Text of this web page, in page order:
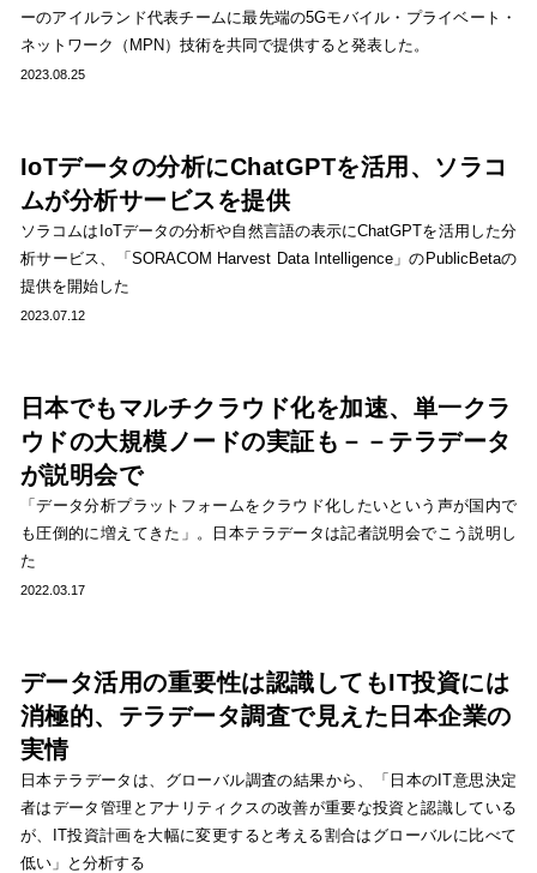
ーのアイルランド代表チームに最先端の5Gモバイル・プライベート・
ネットワーク（MPN）技術を共同で提供すると発表した。
2023.08.25
IoTデータの分析にChatGPTを活用、ソラコ
ムが分析サービスを提供
ソラコムはIoTデータの分析や自然言語の表示にChatGPTを活用した分
析サービス、「SORACOM Harvest Data Intelligence」のPublicBetaの
提供を開始した
2023.07.12
日本でもマルチクラウド化を加速、単一クラ
ウドの大規模ノードの実証も－－テラデータ
が説明会で
「データ分析プラットフォームをクラウド化したいという声が国内で
も圧倒的に増えてきた」。日本テラデータは記者説明会でこう説明し
た
2022.03.17
データ活用の重要性は認識してもIT投資には
消極的、テラデータ調査で見えた日本企業の
実情
日本テラデータは、グローバル調査の結果から、「日本のIT意思決定
者はデータ管理とアナリティクスの改善が重要な投資と認識している
が、IT投資計画を大幅に変更すると考える割合はグローバルに比べて
低い」と分析する